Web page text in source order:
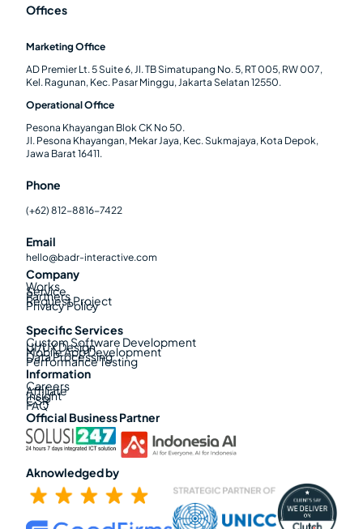
Offices
Marketing Office
AD Premier Lt. 5 Suite 6, Jl. TB Simatupang No. 5, RT 005, RW 007,
Kel. Ragunan, Kec. Pasar Minggu, Jakarta Selatan 12550.
Operational Office
Pesona Khayangan Blok CK No 50.
Jl. Pesona Khayangan, Mekar Jaya, Kec. Sukmajaya, Kota Depok,
Jawa Barat 16411.
Phone
(+62) 812-8816-7422
Email
hello@badr-interactive.com
Company
Works
Service
Partners
Request Project
Privacy Policy
Specific Services
Custom Software Development
UI/UX Design
Mobile App Development
Data Processing
Performance Testing
Information
Careers
Affiliate
Insight
CSR
FAQ
Official Business Partner
Aknowledged by